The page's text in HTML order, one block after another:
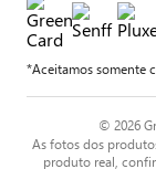
*Aceitamos somente
© 2026
As fotos dos
produto real,